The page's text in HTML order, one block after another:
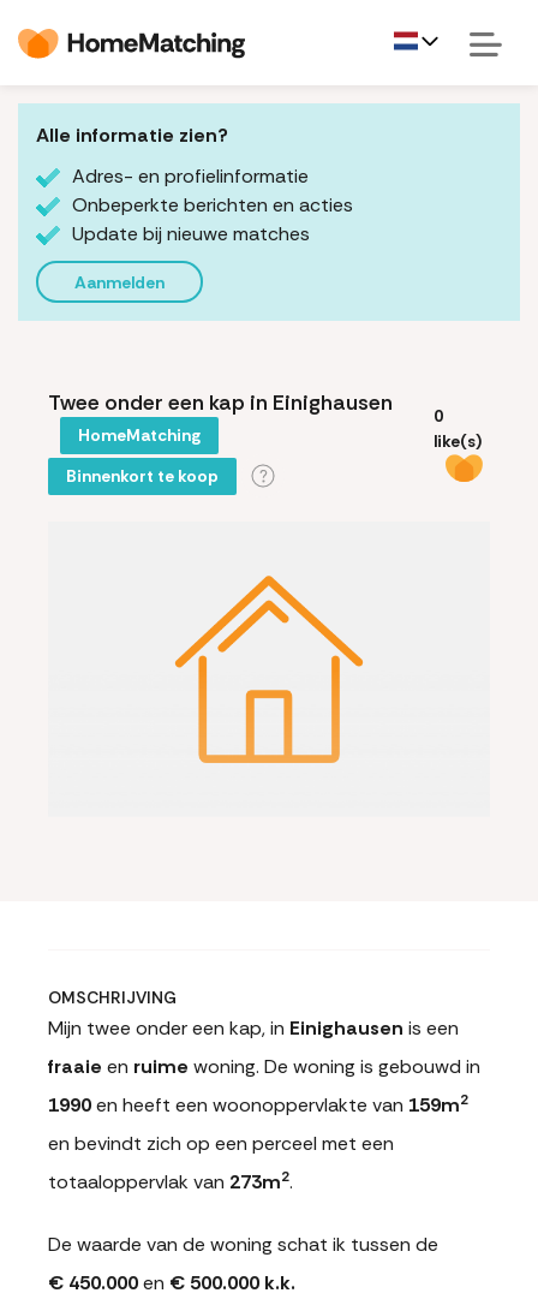
Alle informatie zien?
Adres- en profielinformatie
Onbeperkte berichten en acties
Update bij nieuwe matches
Aanmelden
Twee onder een kap in Einighausen
HomeMatching
Binnenkort te koop
0
like(s)
OMSCHRIJVING
Mijn twee onder een kap, in Einighausen is een
fraaie en ruime woning. De woning is gebouwd in
1990en heeft een woonoppervlakte van 159m2
en bevindt zich op een perceel met een
totaaloppervlak van 273m2.
De waarde van de woning schat ik tussen de
€ 450.000en € 500.000 k.k.